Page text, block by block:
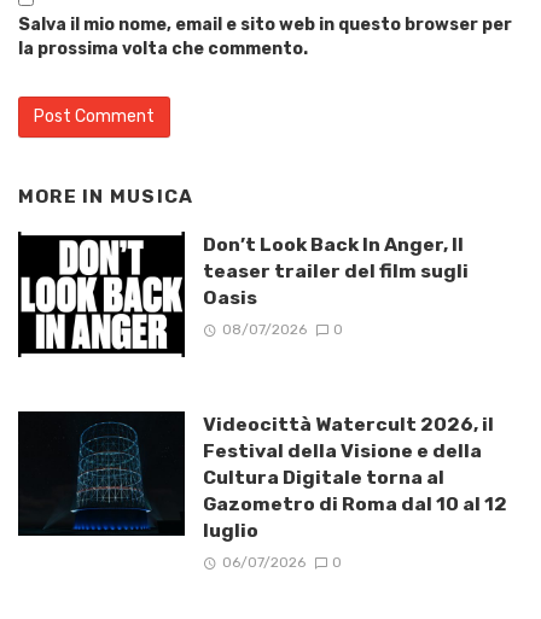
Salva il mio nome, email e sito web in questo browser per
la prossima volta che commento.
MORE IN MUSICA
Don’t Look Back In Anger, Il
teaser trailer del film sugli
Oasis
08/07/2026 0
Videocittà Watercult 2026, il
Festival della Visione e della
Cultura Digitale torna al
Gazometro di Roma dal 10 al 12
luglio
06/07/2026 0